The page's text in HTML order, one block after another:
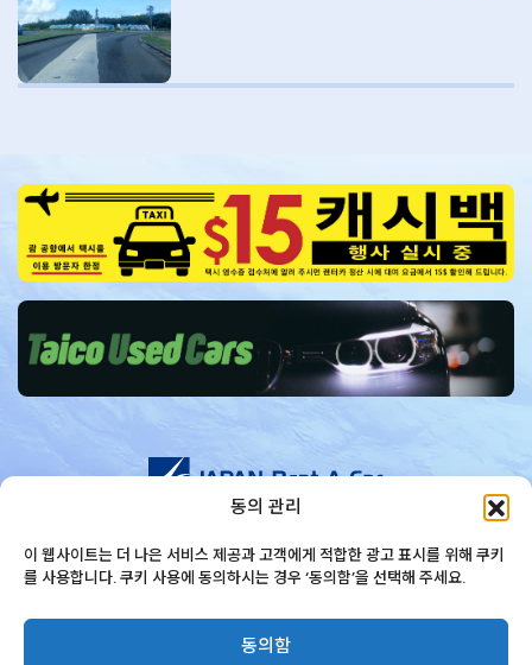
동의 관리
이 웹사이트는 더 나은 서비스 제공과 고객에게 적합한 광고 표시를 위해 쿠키
를 사용합니다. 쿠키 사용에 동의하시는 경우 ‘동의함’을 선택해 주세요.
동의함
© JAPAN Rent A Car